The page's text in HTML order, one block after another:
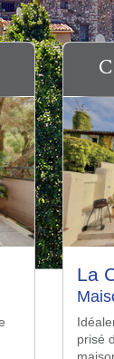
Villa
136